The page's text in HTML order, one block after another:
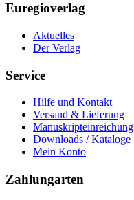
Euregioverlag
Aktuelles
Der Verlag
Service
Hilfe und Kontakt
Versand & Lieferung
Manuskripteinreichung
Downloads / Kataloge
Mein Konto
Zahlungarten